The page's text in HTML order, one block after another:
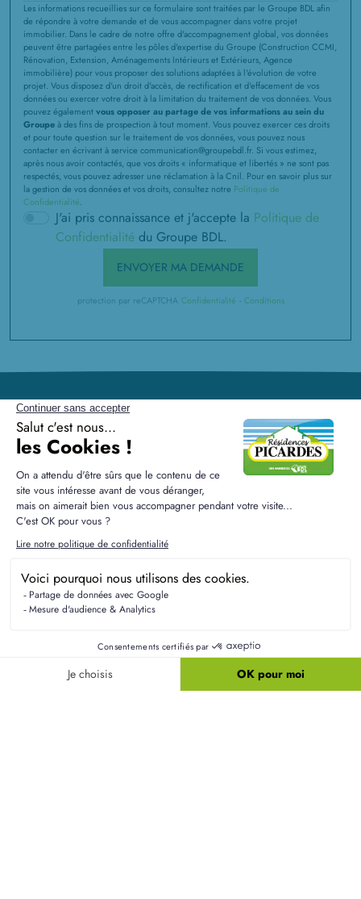
Les informations recueillies sur ce formulaire sont traitées par le Groupe BDL afin
de répondre à votre demande et de vous accompagner dans votre projet
immobilier. Dans le cadre de notre offre d'accompagnement global, vos données
peuvent être partagées entre les pôles d'expertise du Groupe (Construction CCMI,
Rénovation, Extension, Aménagements Intérieurs et Extérieurs, Agence
immobilière) pour vous proposer des solutions adaptées à l'évolution de votre
projet. Vous disposez d'un droit d'accès, de rectification et d'effacement de vos
données ou exercer votre droit à la limitation du traitement de vos données. Vous
pouvez égalementvous opposer au partage de vos informations au sein du
Groupeà des fins de prospection à tout moment. Vous pouvez exercer ces droits
et pour toute question sur le traitement de vos données, vous pouvez nous
contacter en écrivant à service communication@groupebdl.fr. Si vous estimez,
après nous avoir contactés, que vos droits « informatique et libertés » ne sont pas
respectés, vous pouvez adresser une réclamation à la Cnil. Pour en savoir plus sur
la gestion de vos données et vos droits, consultez notre Politique de
Confidentialité.
J'ai pris connaissance et j'accepte la Politique de
Confidentialité du Groupe BDL.
ENVOYER MA DEMANDE
protection par reCAPTCHA Confidentialité - Conditions
Résidences Picardes est le 1er constructeur régional de
Liens utiles
Nos terrains
Nos maisons + terrains